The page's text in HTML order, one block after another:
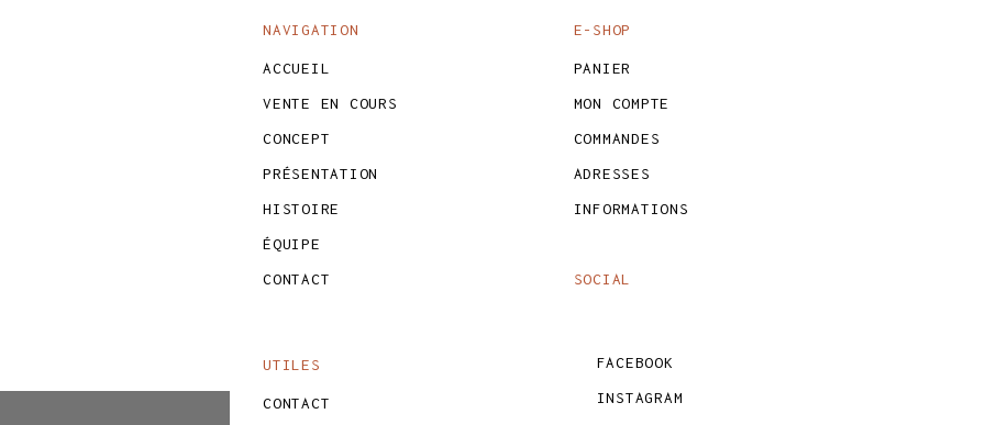
NAVIGATION
ACCUEIL
VENTE EN COURS
CONCEPT
PRÉSENTATION
HISTOIRE
ÉQUIPE
CONTACT
UTILES
CONTACT
E-SHOP
PANIER
MON COMPTE
COMMANDES
ADRESSES
INFORMATIONS
SOCIAL
FACEBOOK
INSTAGRAM